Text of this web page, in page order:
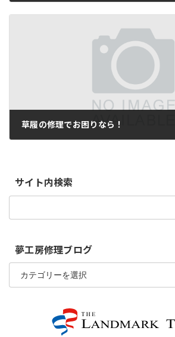
2015-08-05
草履の修理でお困りなら！
2015-08-20
サイト内検索
夢工房修理ブログ
夢
房